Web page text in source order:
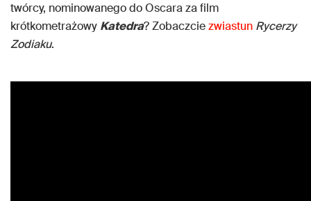
twórcy, nominowanego do Oscara za film
krótkometrażowy Katedra? Zobaczciezwiastun Rycerzy
Zodiaku.